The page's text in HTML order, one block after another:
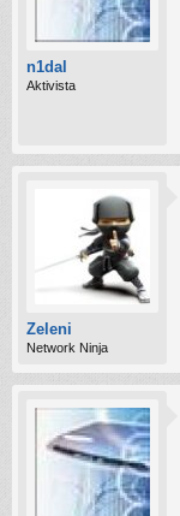
n1dal
Aktivista
Zeleni
Network Ninja